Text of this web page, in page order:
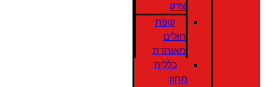
צדק
קופת
חולים
מאוחדת
כללית
מחוז